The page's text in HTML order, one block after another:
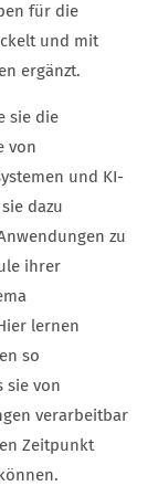
für die
und mit
ergänzt.
sie die
von
und KI-
dazu
zu
ihrer
lernen
so
sie von
verarbeitbar
Zeitpunkt